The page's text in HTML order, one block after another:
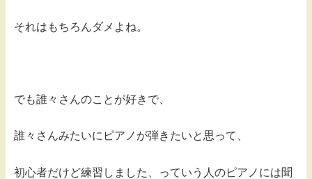
それはもちろんダメよね。
でも誰々さんのことが好きで、
誰々さんみたいにピアノが弾きたいと思って、
初心者だけど練習しました、っていう人のピアノには聞